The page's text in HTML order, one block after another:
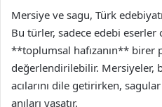
Mersiye ve sagu, Türk
Bu türler, sadece edebi eserler
**toplumsal hafızanın** birer
değerlendirilebilir. Mersiyeler,
acılarını dile getirirken,
anıları yaşatır.